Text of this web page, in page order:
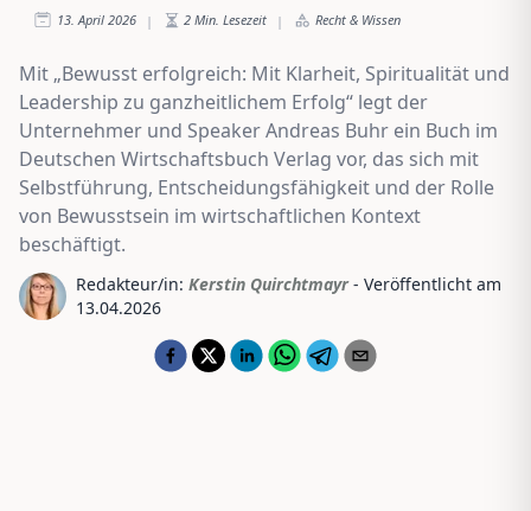
13. April 2026 | 2 Min. Lesezeit | Recht & Wissen
Mit „Bewusst erfolgreich: Mit Klarheit, Spiritualität und
Leadership zu ganzheitlichem Erfolg“ legt der
Unternehmer und Speaker Andreas Buhr ein Buch im
Deutschen Wirtschaftsbuch Verlag vor, das sich mit
Selbstführung, Entscheidungsfähigkeit und der Rolle
von Bewusstsein im wirtschaftlichen Kontext
beschäftigt.
Redakteur/in: Kerstin Quirchtmayr - Veröffentlicht am
13.04.2026